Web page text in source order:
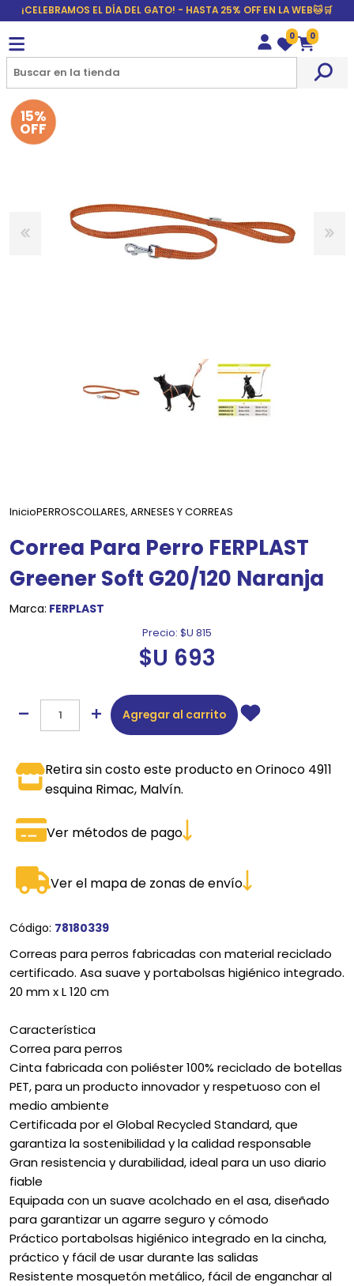
¡CELEBRAMOS EL DÍA DEL GATO! - HASTA 25% OFF EN LA WEB🐱🛒
Wishlist
0
Carrito
0
15%
OFF
InicioPERROSCOLLARES, ARNESES Y CORREAS
Correa Para Perro FERPLAST
Greener Soft G20/120 Naranja
Marca: FERPLAST
Precio: $U 815
$U 693
Agregar al carrito
Retira sin costo este producto en Orinoco 4911
esquina Rimac, Malvín.
Ver métodos de pago
Ver el mapa de zonas de envío
Código: 78180339
Correas para perros fabricadas con material reciclado
certificado. Asa suave y portabolsas higiénico integrado.
20 mm x L 120 cm
Característica
Correa para perros
Cinta fabricada con poliéster 100% reciclado de botellas
PET, para un producto innovador y respetuoso con el
medio ambiente
Certificada por el Global Recycled Standard, que
garantiza la sostenibilidad y la calidad responsable
Gran resistencia y durabilidad, ideal para un uso diario
fiable
Equipada con un suave acolchado en el asa, diseñado
para garantizar un agarre seguro y cómodo
Práctico portabolsas higiénico integrado en la cincha,
práctico y fácil de usar durante las salidas
Resistente mosquetón metálico, fácil de enganchar al